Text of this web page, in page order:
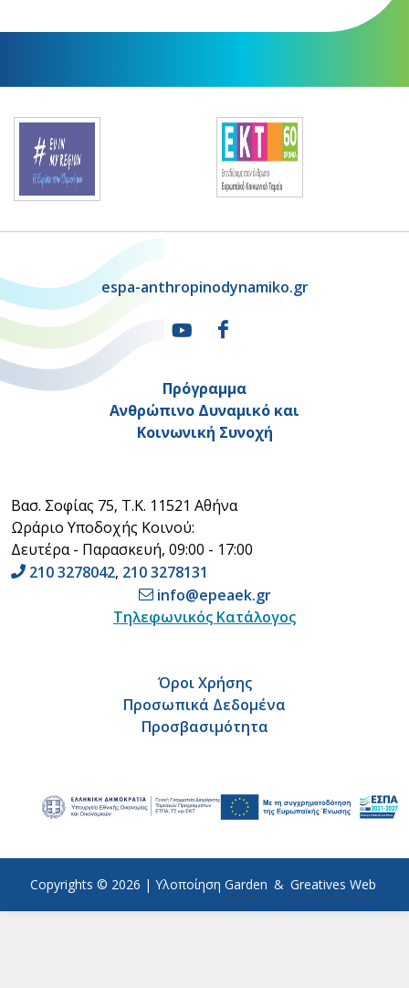
espa-anthropinodynamiko.gr
Βασ. Σοφίας 75, Τ.Κ. 11521 Αθήνα
Ωράριο Υποδοχής Κοινού:
Δευτέρα - Παρασκευή, 09:00 - 17:00
210 3278042, 210 3278131
info@epeaek.gr
Τηλεφωνικός Κατάλογος
Πρόγραμμα
Ανθρώπινο Δυναμικό και
Κοινωνική Συνοχή
Όροι Χρήσης
Προσωπικά Δεδομένα
Προσβασιμότητα
Copyrights © 2026 | Υλοποίηση Garden & Greatives Web